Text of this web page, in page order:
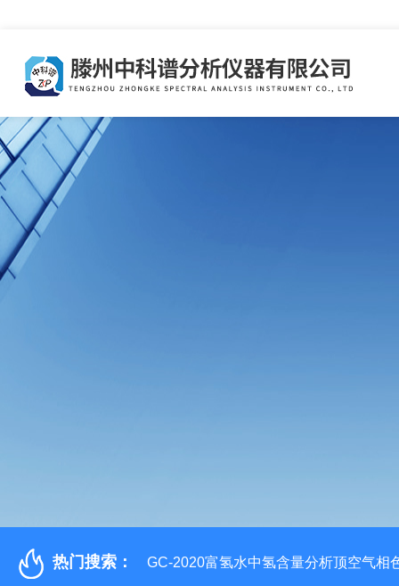
热门搜索： GC-2020富氢水中氢含量分析顶空气相